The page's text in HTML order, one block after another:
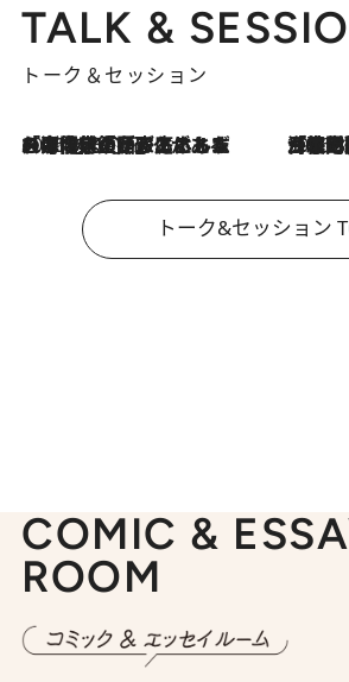
TALK &
トーク＆セッション
2026.8.3
「今後値上げがあるとすれば…」「リスクがあるのは今年の冬」エネルギー専門家が語る、ホルムズ海峡封鎖が家庭にもたらす“ある心配” 「住宅建てられない…」「サーチャージ料の高値が続いている」
トーク&セッション
COMIC &
ROOM